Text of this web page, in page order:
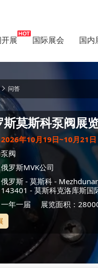
展 国际展会 国内
问答
莫斯科泵阀展
2026年10月19日~10月21日
泵阀
俄罗斯MVK公司
俄罗斯 - 莫斯科 -
143401 - 莫斯科克洛库斯国
年一届
展览面积：